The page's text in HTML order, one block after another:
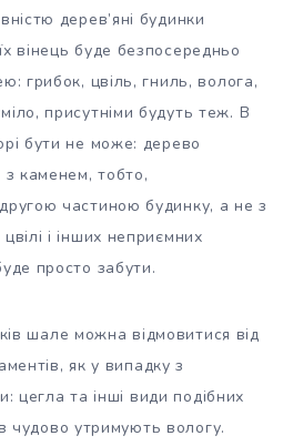
дерев’яні будинки
вінець буде безпосередньо
грибок, цвіль, гниль, волога,
присутніми будуть теж. В
бути не може: дерево
з каменем, тобто,
частиною будинку, а не з
і інших неприємних
просто забути.
шале можна відмовитися від
як у випадку з
цегла та інші види подібних
чудово утримують вологу.